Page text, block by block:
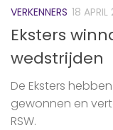
VERKENNERS 18 APRIL
Eksters
wedstrijden
De ‪Eksters‬
gewonnen en
‪‎RSW.